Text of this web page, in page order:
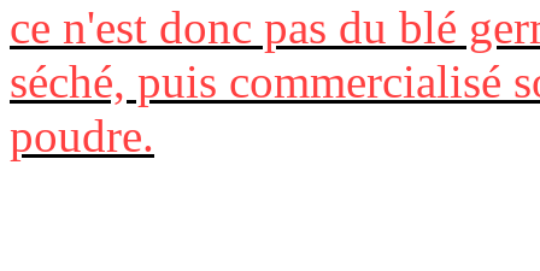
ce n'est donc pas du blé
séché, puis commercialisé
poudre.